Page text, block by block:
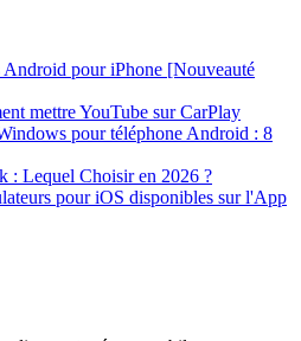
pour iPhone [Nouveauté
mettre YouTube sur CarPlay
pour téléphone Android : 8
: Lequel Choisir en 2026 ?
pour iOS disponibles sur l'App